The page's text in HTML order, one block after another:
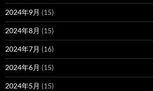
2024年9月 (15)
2024年8月 (15)
2024年7月 (16)
2024年6月 (15)
2024年5月 (15)